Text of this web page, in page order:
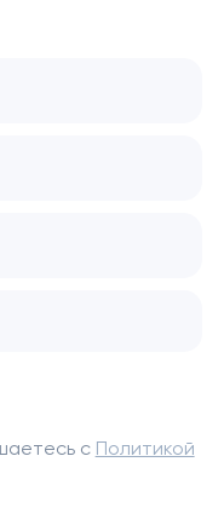
с Политикой